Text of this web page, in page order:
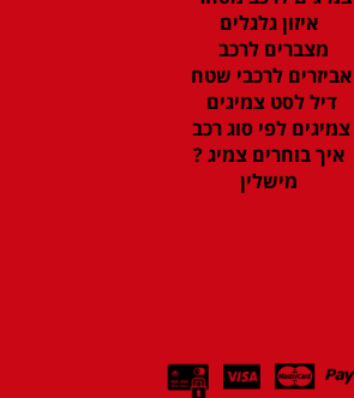
איזון גלגלים
מצברים לרכב
אביזרים לרכבי שטח
דיל לסט צמיגים
צמיגים לפי סוג רכב
איך בוחרים צמיג ?
מישלין